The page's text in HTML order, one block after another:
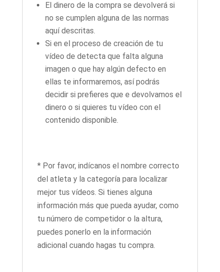
El dinero de la compra se devolverá si
no se cumplen alguna de las normas
aquí descritas.
Si en el proceso de creación de tu
vídeo de detecta que falta alguna
imagen o que hay algún defecto en
ellas te informaremos, así podrás
decidir si prefieres que e devolvamos el
dinero o si quieres tu vídeo con el
contenido disponible.
* Por favor, indícanos el nombre correcto
del atleta y la categoría para localizar
mejor tus vídeos. Si tienes alguna
información más que pueda ayudar, como
tu número de competidor o la altura,
puedes ponerlo en la información
adicional cuando hagas tu compra.